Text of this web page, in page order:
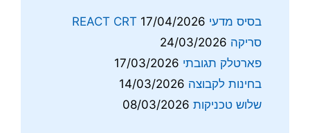
בסיס מדעי REACT CRT 17/04/2026
סריקה 24/03/2026
פארטלק תגובתי 17/03/2026
בחינות לקבוצה 14/03/2026
שלוש טכניקות 08/03/2026